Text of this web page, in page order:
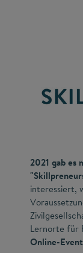
2021 gab es
interessiert,
Lernorte für
Online-